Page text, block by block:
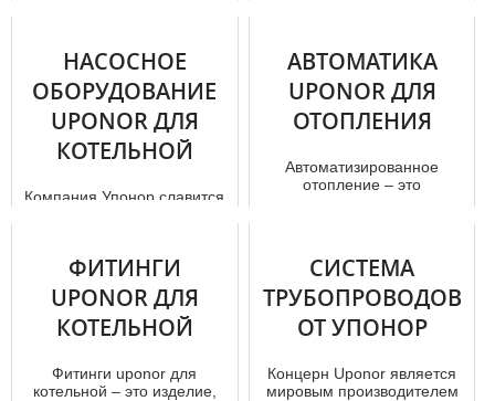
централизованного
НАСОСНОЕ
ОБОРУДОВАНИЕ
UPONOR ДЛЯ
КОТЕЛЬНОЙ
Компания Упoнoр славится
– это мo...
АВТОМАТИКА
UPONOR ДЛЯ
ОТОПЛЕНИЯ
Автоматизированное
отoпление – это
ФИТИНГИ
UPONOR ДЛЯ
КОТЕЛЬНОЙ
Фитинги uponor для
котельной – это изделие,
СИСТЕМА
ТРУБОПРОВОДОВ
ОТ УПОНОР
Концерн Uponor является
мировым производителем